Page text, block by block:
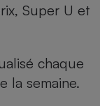
Super U et
chaque
la semaine.